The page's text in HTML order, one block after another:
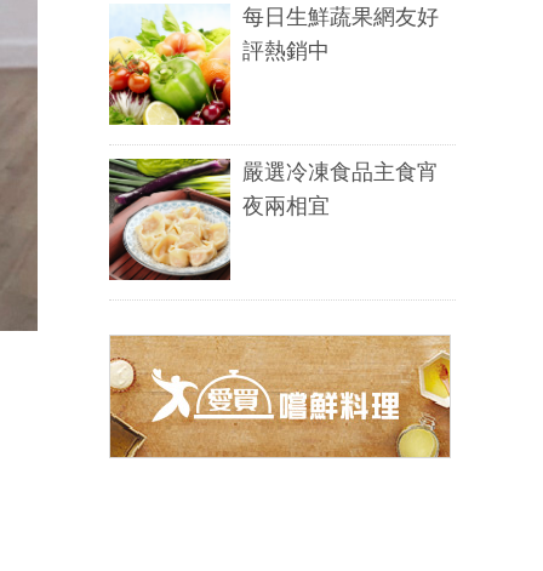
每日生鮮蔬果網友好
評熱銷中
嚴選冷凍食品主食宵
夜兩相宜